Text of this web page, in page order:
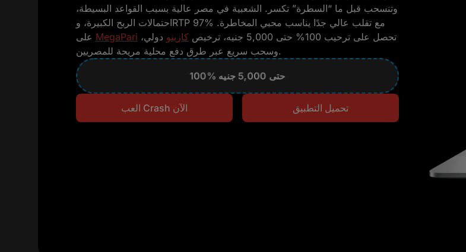
وتنسحب قبل ما “السطرة” تكسر. الشعبية في مصر عالية بسبب القواعد البسيطة،
احتمالات الربح الكبيرة، وRTP 97% مع تقلب عالي جدًا يناسب محبي المخاطرة.
MegaPari تحصل على ترحيب 100% حتى 5,000 جنيه، ترخيص كازينو دولي،
وسحب سريع عبر طرق دفع محلية مريحة للمصريين.
100% حتى 5,000 جنيه
العب Crash الآن تحميل التطبيق